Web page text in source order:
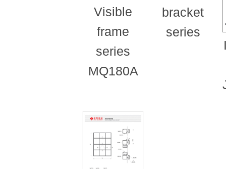
Visible
frame
series
MQ180A
bracket
series